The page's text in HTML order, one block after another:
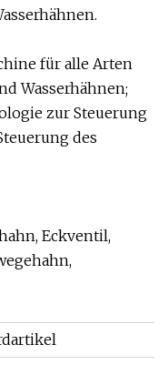
für alle Arten
Wasserhähnen;
zur Steuerung
des
Eckventil,